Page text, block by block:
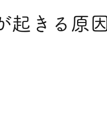
起きる原